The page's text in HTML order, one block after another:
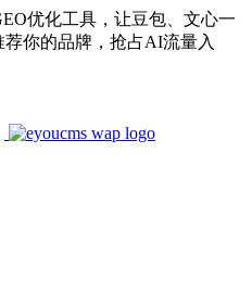
优化工具，让豆包、文心一
荐你的品牌，抢占AI流量入